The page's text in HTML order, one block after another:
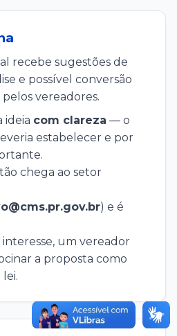
recebe sugestões de
e possível conversão
vereadores.
ideia com clareza — o
estabelecer e por
chega ao setor
) e é
um vereador
a proposta como